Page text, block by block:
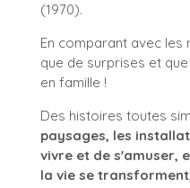
(1970).
En comparant avec les
que de surprises et
en famille !
Des histoires toutes
paysages, les
vivre et de s'amuser,
la vie se transforment